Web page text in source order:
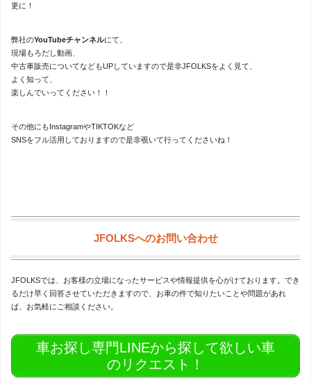
更に！
弊社のYouTubeチャンネルにて、
現場もろだし動画、
中古車販売についてなどもUPしていますので是非JFOLKSをよく見て、
よく知って、
楽しんでいってください！！
その他にもInstagramやTIKTOKなど
SNSをフル活用しておりますので是非覗いて行ってくださいね！
JFOLKSへのお問い合わせ
JFOLKSでは、お客様の立場になったサービスや情報提供を心がけております。でき
るだけ早く回答させていただきますので、お車の件で知りたいことや問題があれ
ば、お気軽にご相談ください。
車お探し専門LINEから探して欲しい車
のリクエスト！